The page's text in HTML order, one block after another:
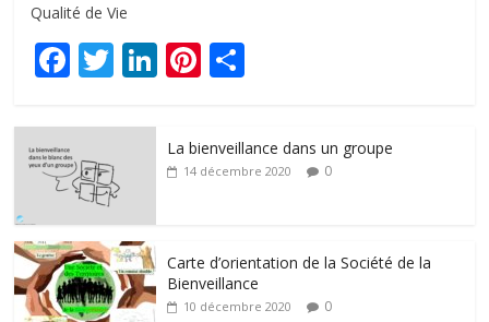
Qualité de Vie
F
e
b
o
o
k
T
itt
er
Li
e
Pi
e g
La bienveillance dans un groupe
14 décembre 2020 0
Carte d’orientation de la Société de la
Bienveillance
10 décembre 2020 0